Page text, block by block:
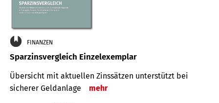
FINANZEN
Sparzinsvergleich Einzelexemplar
Übersicht mit aktuellen Zinssätzen unterstützt bei
sicherer Geldanlage
mehr